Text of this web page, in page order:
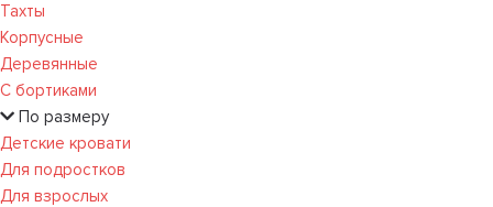
Тахты
Корпусные
Деревянные
С бортиками
По размеру
Детские кровати
Для подростков
Для взрослых